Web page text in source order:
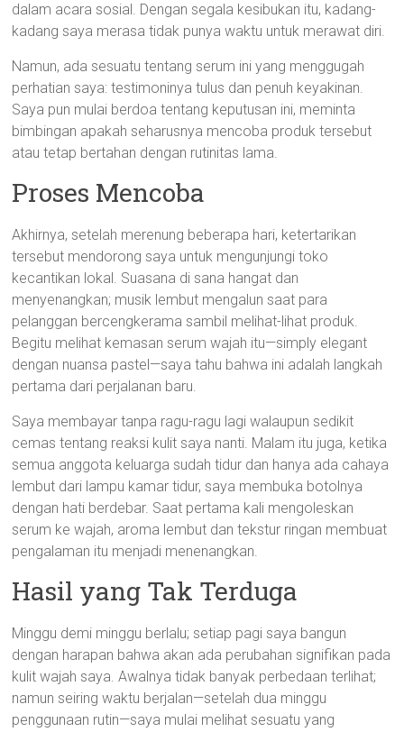
dalam acara sosial. Dengan segala kesibukan itu, kadang-
kadang saya merasa tidak punya waktu untuk merawat diri.
Namun, ada sesuatu tentang serum ini yang menggugah
perhatian saya: testimoninya tulus dan penuh keyakinan.
Saya pun mulai berdoa tentang keputusan ini, meminta
bimbingan apakah seharusnya mencoba produk tersebut
atau tetap bertahan dengan rutinitas lama.
Proses Mencoba
Akhirnya, setelah merenung beberapa hari, ketertarikan
tersebut mendorong saya untuk mengunjungi toko
kecantikan lokal. Suasana di sana hangat dan
menyenangkan; musik lembut mengalun saat para
pelanggan bercengkerama sambil melihat-lihat produk.
Begitu melihat kemasan serum wajah itu—simply elegant
dengan nuansa pastel—saya tahu bahwa ini adalah langkah
pertama dari perjalanan baru.
Saya membayar tanpa ragu-ragu lagi walaupun sedikit
cemas tentang reaksi kulit saya nanti. Malam itu juga, ketika
semua anggota keluarga sudah tidur dan hanya ada cahaya
lembut dari lampu kamar tidur, saya membuka botolnya
dengan hati berdebar. Saat pertama kali mengoleskan
serum ke wajah, aroma lembut dan tekstur ringan membuat
pengalaman itu menjadi menenangkan.
Hasil yang Tak Terduga
Minggu demi minggu berlalu; setiap pagi saya bangun
dengan harapan bahwa akan ada perubahan signifikan pada
kulit wajah saya. Awalnya tidak banyak perbedaan terlihat;
namun seiring waktu berjalan—setelah dua minggu
penggunaan rutin—saya mulai melihat sesuatu yang